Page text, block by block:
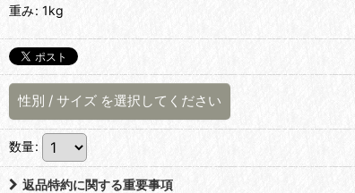
重み: 1kg
性別 / サイズ を選択してください
数量:
返品特約に関する重要事項